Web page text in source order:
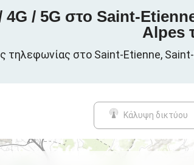
/ 5G στο Saint-
Alpes
τηλεφωνίας στο Saint-Etienne,
Κάλυψη δικτύου